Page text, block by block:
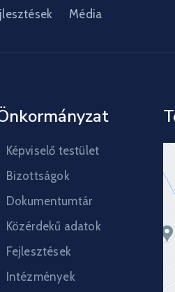
Média
Képviselő testület
Bizottságok
Dokumentumtár
Közérdekű adatok
Fejlesztések
Intézmények